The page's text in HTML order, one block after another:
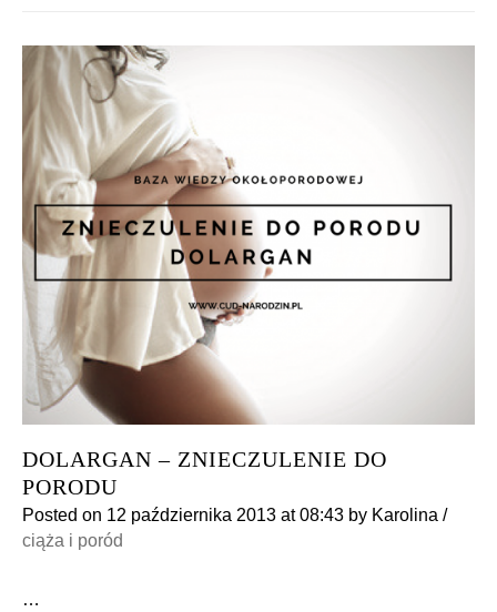
DOLARGAN – ZNIECZULENIE DO
PORODU
Posted on 12 października 2013 at 08:43 by Karolina /
ciąża i poród
…